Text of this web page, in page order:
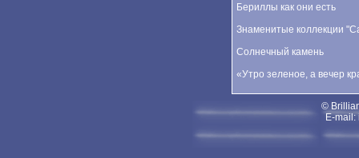
Бериллы как они есть
Знаменитые коллекции
Солнечный камень
«Утро зеленое, а вечер
©
E-mail: